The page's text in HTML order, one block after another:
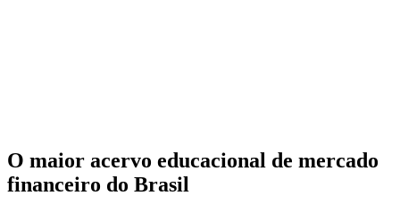
O maior acervo educacional de mercado
financeiro do Brasil